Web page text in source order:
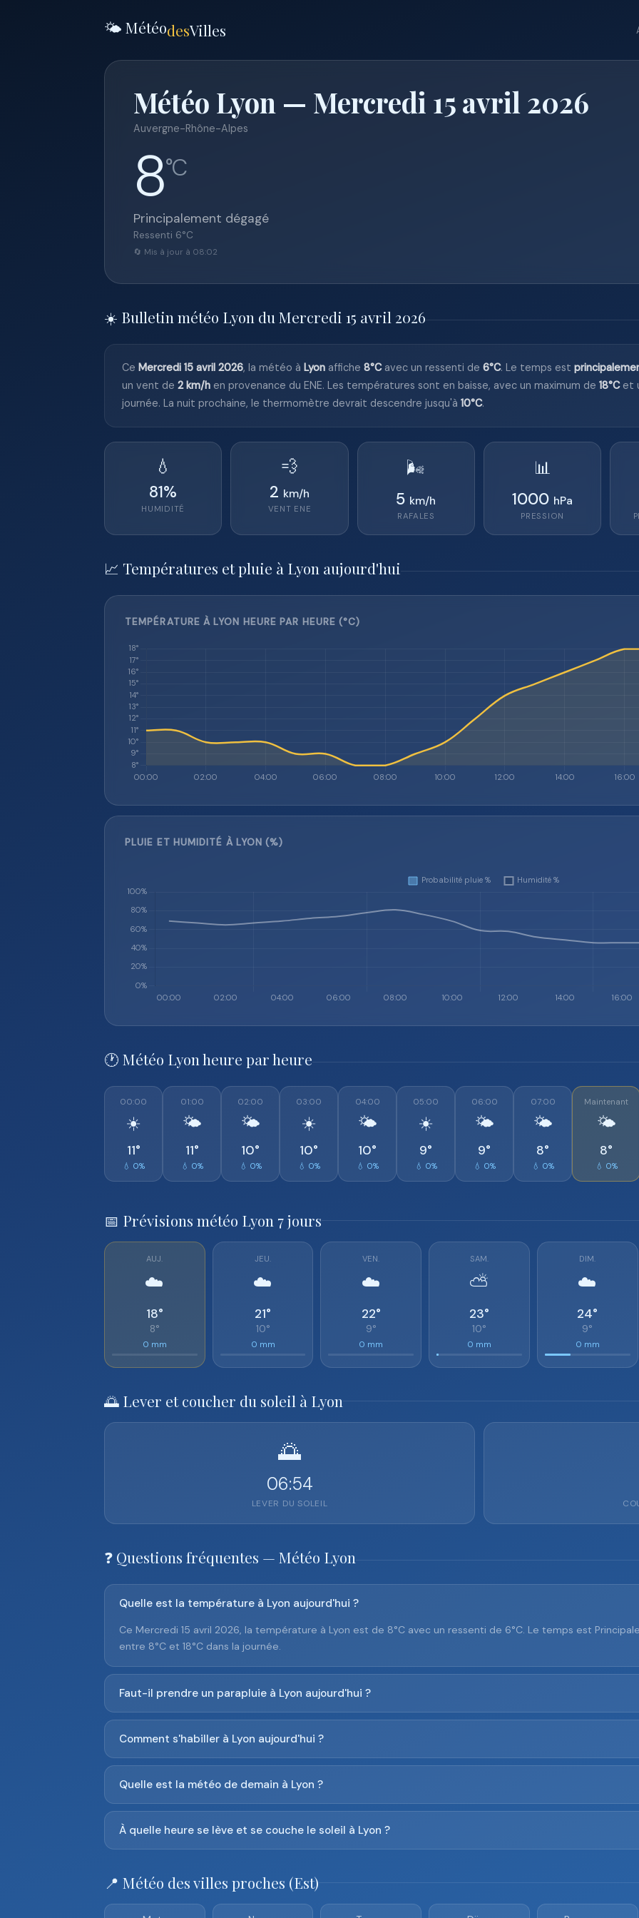
🌤️ MétéodesVilles
Météo Lyon — Mercredi 15 avril 2026
Auvergne-Rhône-Alpes
8°C
Principalement dégagé
Ressenti 6°C
🔄 Mis à jour à 08:02
☀️ Bulletin météo Lyon du Mercredi 15 avril 2026
Ce Mercredi 15 avril 2026, la météo à Lyon affiche 8°Cavec un ressenti de 6°C. Le temps est
un vent de 2 km/h en provenance du ENE. Les températures sont en baisse, avec un maximum de 18°Cet
journée. La nuit prochaine, le thermomètre devrait descendre jusqu'à 10°C.
💧
81%
HUMIDITÉ
💨
2 km/h
VENT ENE
🌬️
5 km/h
RAFALES
📊
1000 hPa
PRESSION
📈 Températures et pluie à Lyon aujourd'hui
TEMPÉRATURE À LYON HEURE PAR HEURE (°C)
PLUIE ET HUMIDITÉ À LYON (%)
🕐 Météo Lyon heure par heure
00:00
☀️
11°
💧 0%
01:00
🌤️
11°
💧 0%
02:00
🌤️
10°
💧 0%
03:00
☀️
10°
💧 0%
04:00
🌤️
10°
💧 0%
05:00
☀️
9°
💧 0%
06:00
🌤️
9°
💧 0%
07:00
🌤️
8°
💧 0%
Maintenant
🌤️
8°
💧 0%
📅 Prévisions météo Lyon 7 jours
AUJ.
☁️
18°
8°
0 mm
JEU.
☁️
21°
10°
0 mm
VEN.
☁️
22°
9°
0 mm
SAM.
⛅
23°
10°
0 mm
DIM.
☁️
24°
9°
0 mm
🌅 Lever et coucher du soleil à Lyon
🌅
06:54
LEVER DU SOLEIL
❓ Questions fréquentes — Météo Lyon
Quelle est la température à Lyon aujourd'hui ?
Ce Mercredi 15 avril 2026, la température à Lyon est de 8°C avec un ressenti de 6°C. Le temps est
entre 8°C et 18°C dans la journée.
Faut-il prendre un parapluie à Lyon aujourd'hui ?
Comment s'habiller à Lyon aujourd'hui ?
Quelle est la météo de demain à Lyon ?
À quelle heure se lève et se couche le soleil à Lyon ?
📍 Météo des villes proches (Est)